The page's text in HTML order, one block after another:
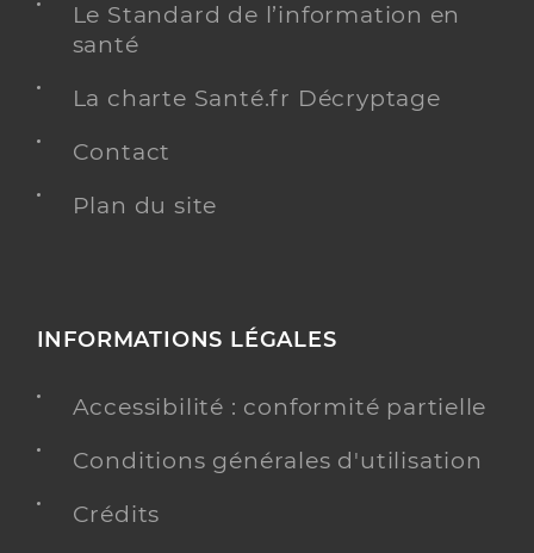
Le Standard de l’information en
santé
La charte Santé.fr Décryptage
Contact
Plan du site
INFORMATIONS LÉGALES
Accessibilité : conformité partielle
Conditions générales d'utilisation
Crédits